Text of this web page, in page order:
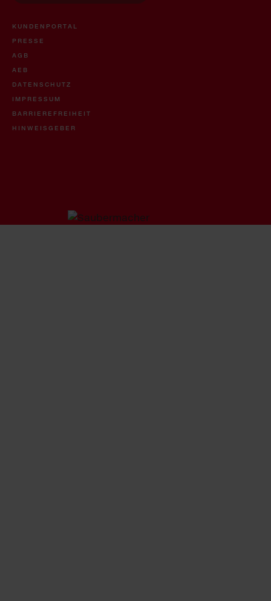
KUNDENPORTAL
PRESSE
AGB
AEB
DATENSCHUTZ
IMPRESSUM
BARRIEREFREIHEIT
HINWEISGEBER